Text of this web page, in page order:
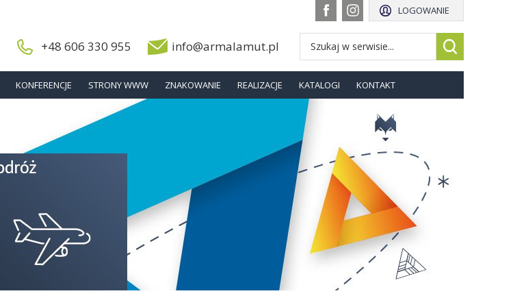
+48 606 330 955 info@armalamut.pl
LOGOWANIE
KONFERENCJE STRONY WWW ZNAKOWANIE REALIZACJE KATALOGI KONTAKT